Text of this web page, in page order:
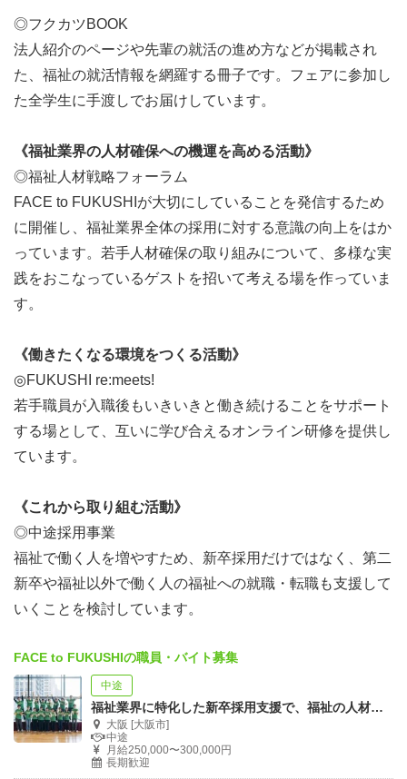
◎フクカツBOOK
法人紹介のページや先輩の就活の進め方などが掲載され
た、福祉の就活情報を網羅する冊子です。フェアに参加し
た全学生に手渡しでお届けしています。
《福祉業界の人材確保への機運を高める活動》
◎福祉人材戦略フォーラム
FACE to FUKUSHIが大切にしていることを発信するため
に開催し、福祉業界全体の採用に対する意識の向上をはか
っています。若手人材確保の取り組みについて、多様な実
践をおこなっているゲストを招いて考える場を作っていま
す。
《働きたくなる環境をつくる活動》
◎FUKUSHI re:meets!
若手職員が入職後もいきいきと働き続けることをサポート
する場として、互いに学び合えるオンライン研修を提供し
ています。
《これから取り組む活動》
◎中途採用事業
福祉で働く人を増やすため、新卒採用だけではなく、第二
新卒や福祉以外で働く人の福祉への就職・転職も支援して
いくことを検討しています。
FACE to FUKUSHIの職員・バイト募集
中途
福祉業界に特化した新卒採用支援で、福祉の人材確保を行う事務局スタッフを大募集！！
大阪 [大阪市]
中途
月給250,000〜300,000円
長期歓迎